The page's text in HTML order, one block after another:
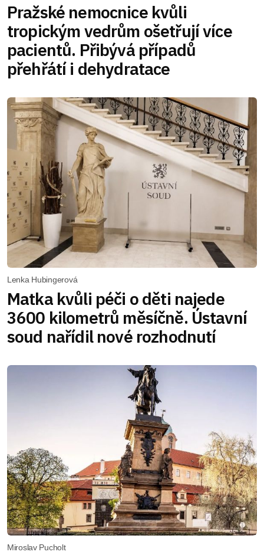
Pražské nemocnice kvůli
tropickým vedrům ošetřují více
pacientů. Přibývá případů
přehřátí i dehydratace
Lenka Hubingerová
Matka kvůli péči o děti najede
3600 kilometrů měsíčně. Ústavní
soud nařídil nové rozhodnutí
Miroslav Pucholt